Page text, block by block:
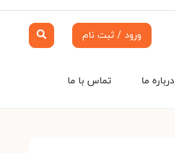
ورود / ثبت نام
تماس با ما درباره ما